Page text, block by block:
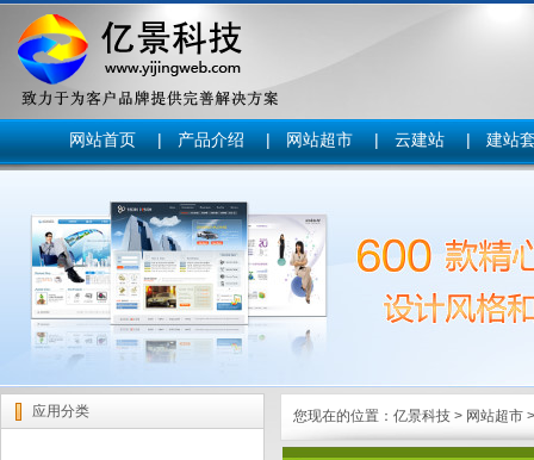
网站首页 | 产品介绍 | 网站超市 | 云建站 | 建站
应用分类 您现在的位置： 亿景科技 > 网站超市